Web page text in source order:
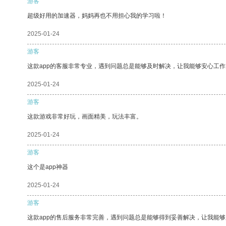
超级好用的加速器，妈妈再也不用担心我的学习啦！
2025-01-24
游客
这款app的客服非常专业，遇到问题总是能够及时解决，让我能够安心工作
2025-01-24
游客
这款游戏非常好玩，画面精美，玩法丰富。
2025-01-24
游客
这个是app神器
2025-01-24
游客
这款app的售后服务非常完善，遇到问题总是能够得到妥善解决，让我能够